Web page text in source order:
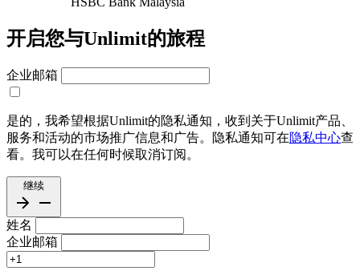
开启您与Unlimit的旅程
企业邮箱
是的，我希望根据Unlimit的隐私通知，收到关于Unlimit产品、
服务和活动的市场推广信息和广告。隐私通知可在隐私中心查
看。我可以在任何时候取消订阅。
继续
姓名
企业邮箱